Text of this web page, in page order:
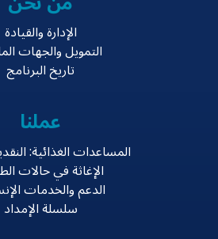
الإدارة والقيادة
التمويل والجهات
تاريخ البرنامج
عملنا
المساعدات الغذائية:
الإغاثة في حالات
الدعم والخدمات
سلسلة الإمداد